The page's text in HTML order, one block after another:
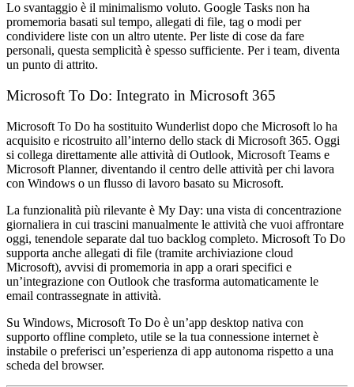
Lo svantaggio è il minimalismo voluto. Google Tasks non ha
promemoria basati sul tempo, allegati di file, tag o modi per
condividere liste con un altro utente. Per liste di cose da fare
personali, questa semplicità è spesso sufficiente. Per i team, diventa
un punto di attrito.
Microsoft To Do: Integrato in Microsoft 365
Microsoft To Do ha sostituito Wunderlist dopo che Microsoft lo ha
acquisito e ricostruito all’interno dello stack di Microsoft 365. Oggi
si collega direttamente alle attività di Outlook, Microsoft Teams e
Microsoft Planner, diventando il centro delle attività per chi lavora
con Windows o un flusso di lavoro basato su Microsoft.
La funzionalità più rilevante è My Day: una vista di concentrazione
giornaliera in cui trascini manualmente le attività che vuoi affrontare
oggi, tenendole separate dal tuo backlog completo. Microsoft To Do
supporta anche allegati di file (tramite archiviazione cloud
Microsoft), avvisi di promemoria in app a orari specifici e
un’integrazione con Outlook che trasforma automaticamente le
email contrassegnate in attività.
Su Windows, Microsoft To Do è un’app desktop nativa con
supporto offline completo, utile se la tua connessione internet è
instabile o preferisci un’esperienza di app autonoma rispetto a una
scheda del browser.